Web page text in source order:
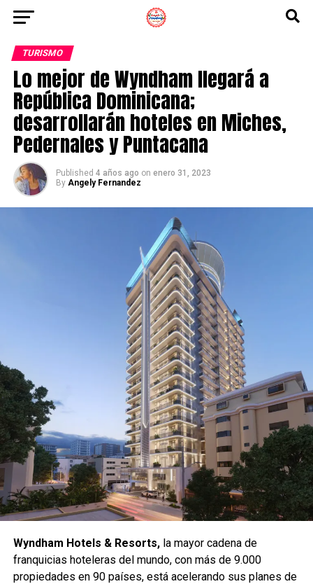
TURISMO
Lo mejor de Wyndham llegará a
República Dominicana;
desarrollarán hoteles en Miches,
Pedernales y Puntacana
Published 4 años ago on enero 31, 2023
By Angely Fernandez
Wyndham Hotels & Resorts,la mayor cadena de
franquicias hoteleras del mundo, con más de 9.000
propiedades en 90 países, está acelerando sus planes de